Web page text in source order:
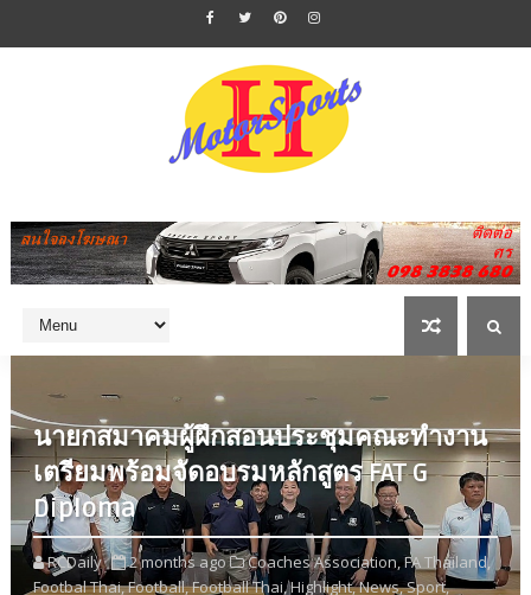
นายกสมาคมผู้ฝึกสอนประชุมคณะทำงาน
เตรียมพร้อมจัดอบรมหลักสูตร FAT G
Diploma
RCDaily 2 months ago Coaches Association,FA Thailand,
Footbal Thai,Football,Football Thai,Highlight,News,Sport,